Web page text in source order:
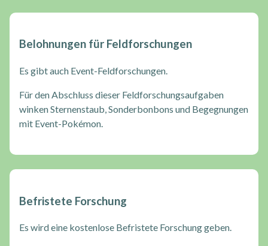
Belohnungen für Feldforschungen
Es gibt auch Event-Feldforschungen.
Für den Abschluss dieser Feldforschungsaufgaben
winken Sternenstaub, Sonderbonbons und Begegnungen
mit Event-Pokémon.
Befristete Forschung
Es wird eine kostenlose Befristete Forschung geben.